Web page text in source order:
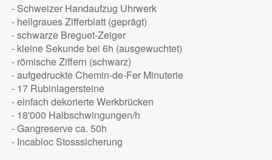
- Schweizer Handaufzug Uhrwerk
- hellgraues Zifferblatt (geprägt)
- schwarze Breguet-Zeiger
- kleine Sekunde bei 6h (ausgewuchtet)
- römische Ziffern (schwarz)
- aufgedruckte Chemin-de-Fer Minuterie
- 17 Rubinlagersteine
- einfach dekorierte Werkbrücken
- 18'000 Halbschwingungen/h
- Gangreserve ca. 50h
- Incabloc Stosssicherung